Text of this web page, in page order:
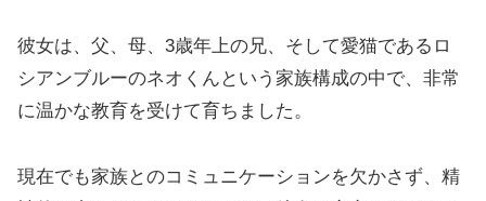
彼女は、父、母、3歳年上の兄、そして愛猫であるロ
シアンブルーのネオくんという家族構成の中で、非常
に温かな教育を受けて育ちました。
現在でも家族とのコミュニケーションを欠かさず、精